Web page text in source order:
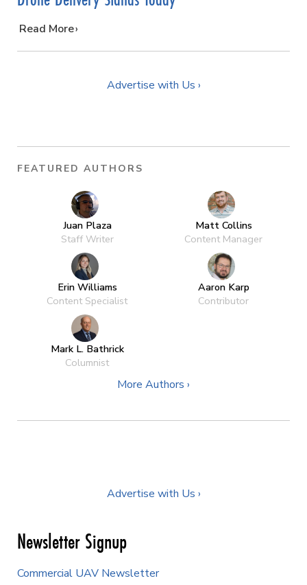
…
Read More
Advertise with Us ›
FEATURED AUTHORS
Juan Plaza
Staff Writer
Matt Collins
Content Manager
Erin Williams
Content Specialist
Aaron Karp
Contributor
Mark L. Bathrick
Columnist
More Authors ›
Advertise with Us ›
Newsletter Signup
Commercial UAV Newsletter